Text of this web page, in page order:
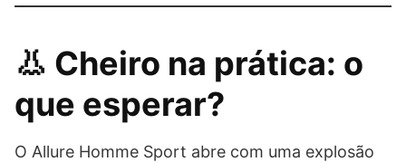
👃 Cheiro na prática: o
que esperar?
O Allure Homme Sport abre com uma explosão